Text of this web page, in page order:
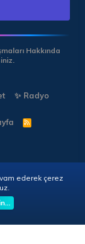
Hakkında
✨ Radyo
R
S
ederek çerez